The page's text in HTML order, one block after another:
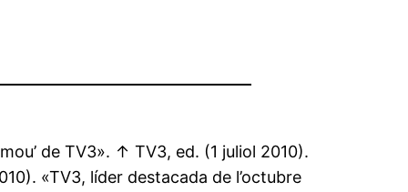
de TV3». ↑ TV3, ed. (1 juliol 2010).
«TV3, líder destacada de l’octubre